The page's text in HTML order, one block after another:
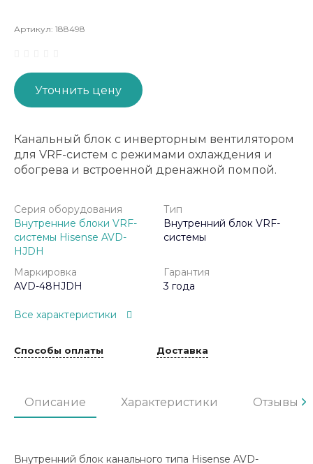
Артикул: 188498
Уточнить цену
Канальный блок с инверторным вентилятором
для VRF-систем с режимами охлаждения и
обогрева и встроенной дренажной помпой.
Серия оборудования
Внутренние блоки VRF-
системы Hisense AVD-
HJDH
Тип
Внутренний блок VRF-
системы
Маркировка
AVD-48HJDH
Гарантия
3 года
Все характеристики
Способы оплаты Доставка
Описание Характеристики Отзывы
Внутренний блок канального типа Hisense AVD-